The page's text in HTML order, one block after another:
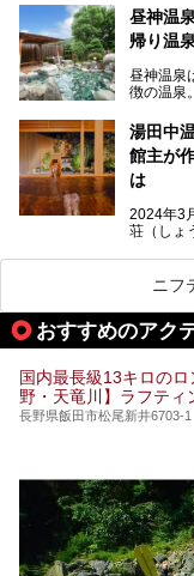
を隅々ま
滞在を最
紹介しま
昼神温
帰り温
昼神温泉
徴の温泉
昼神温泉
きを楽し
りの場所
この記事
帰り温泉
クセス方
湯田中
館主が
は
2024年3
荘（しょ
ライベー
道向か
「湯田
極上のお
い湯田中
ニフ
おすすめのアク
国内最長級13キロの
野・天竜川】ラフテ
長野県飯田市松尾新井6703-1